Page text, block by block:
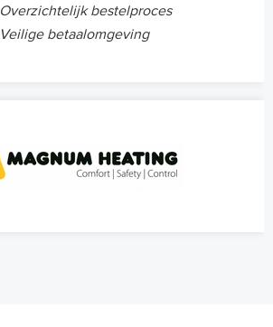
Overzichtelijk bestelproces
Veilige betaalomgeving